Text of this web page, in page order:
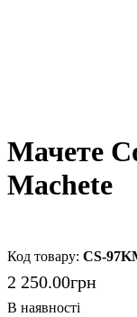
Мачете
Machete
CS-
2 250.00грн